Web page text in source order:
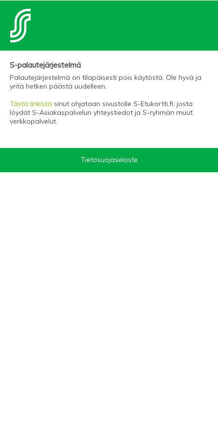
S-palautejärjestelmä
Palautejärjestelmä on tilapäisesti pois käytöstä. Ole hyvä ja
yritä hetken päästä uudelleen.
Tästä linkistä sinut ohjataan sivustolle S-Etukortti.fi, josta
löydät S-Asiakaspalvelun yhteystiedot ja S-ryhmän muut
verkkopalvelut.
Tietosuojaseloste